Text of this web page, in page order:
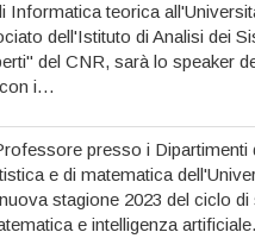
teorica
dell'Istituto di Analisi dei
del CNR, sarà lo speaker
i…
presso i Dipartimenti
e di matematica
stagione 2023 del ciclo di
e intelligenza artificiale.